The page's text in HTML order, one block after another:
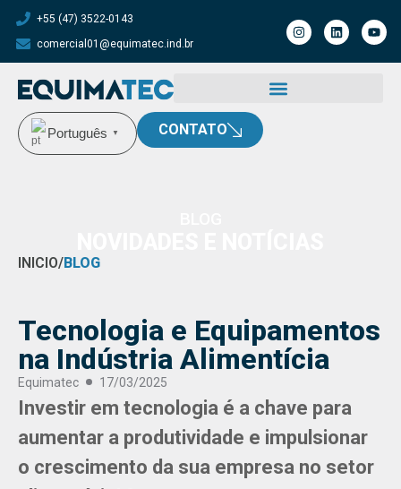
+55 (47) 3522-0143
comercial01@equimatec.ind.br
Português ▼ CONTATO
INICIO/BLOG
Tecnologia e Equipamentos
na Indústria Alimentícia
Equimatec 17/03/2025
Investir em tecnologia é a chave para
aumentar a produtividade e impulsionar
o crescimento da sua empresa no setor